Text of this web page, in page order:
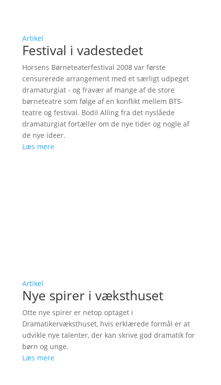
Artikel
Festival i vadestedet
Horsens Børneteaterfestival 2008 var første
censurerede arrangement med et særligt udpeget
dramaturgiat - og fravær af mange af de store
børneteatre som følge af en konflikt mellem BTS-
teatre og festival. Bodil Alling fra det nyslåede
dramaturgiat fortæller om de nye tider og nogle af
de nye ideer.
Læs mere
Artikel
Nye spirer i væksthuset
Otte nye spirer er netop optaget i
Dramatikervæksthuset, hvis erklærede formål er at
udvikle nye talenter, der kan skrive god dramatik for
børn og unge.
Læs mere